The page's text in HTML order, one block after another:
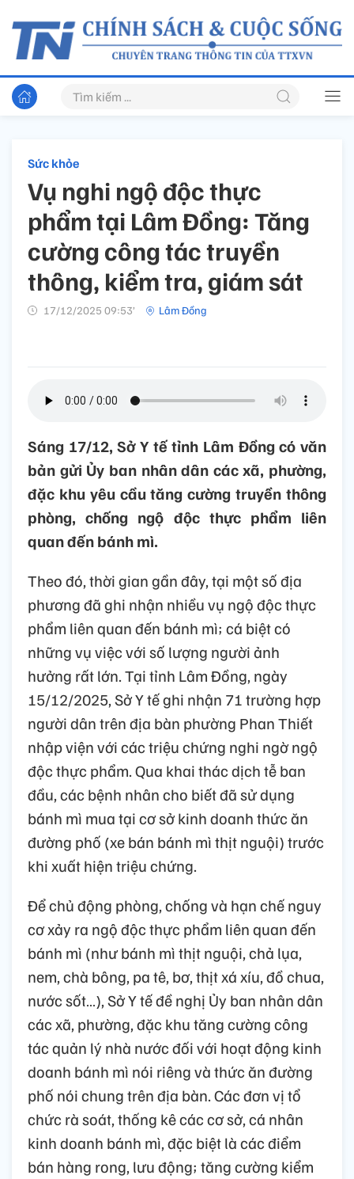
Sức khỏe
Vụ nghi ngộ độc thực
phẩm tại Lâm Đồng: Tăng
cường công tác truyền
thông, kiểm tra, giám sát
17/12/2025 09:53’ Lâm Đồng
Sáng 17/12, Sở Y tế tỉnh Lâm Đồng có văn
bản gửi Ủy ban nhân dân các xã, phường,
đặc khu yêu cầu tăng cường truyền thông
phòng, chống ngộ độc thực phẩm liên
quan đến bánh mì.
Theo đó, thời gian gần đây, tại một số địa
phương đã ghi nhận nhiều vụ ngộ độc thực
phẩm liên quan đến bánh mì; cá biệt có
những vụ việc với số lượng người ảnh
hưởng rất lớn. Tại tỉnh Lâm Đồng, ngày
15/12/2025, Sở Y tế ghi nhận 71 trường hợp
người dân trên địa bàn phường Phan Thiết
nhập viện với các triệu chứng nghi ngờ ngộ
độc thực phẩm. Qua khai thác dịch tễ ban
đầu, các bệnh nhân cho biết đã sử dụng
bánh mì mua tại cơ sở kinh doanh thức ăn
đường phố (xe bán bánh mì thịt nguội) trước
khi xuất hiện triệu chứng.
Để chủ động phòng, chống và hạn chế nguy
cơ xảy ra ngộ độc thực phẩm liên quan đến
bánh mì (như bánh mì thịt nguội, chả lụa,
nem, chà bông, pa tê, bơ, thịt xá xíu, đồ chua,
nước sốt…), Sở Y tế đề nghị Ủy ban nhân dân
các xã, phường, đặc khu tăng cường công
tác quản lý nhà nước đối với hoạt động kinh
doanh bánh mì nói riêng và thức ăn đường
phố nói chung trên địa bàn. Các đơn vị tổ
chức rà soát, thống kê các cơ sở, cá nhân
kinh doanh bánh mì, đặc biệt là các điểm
bán hàng rong, lưu động; tăng cường kiểm